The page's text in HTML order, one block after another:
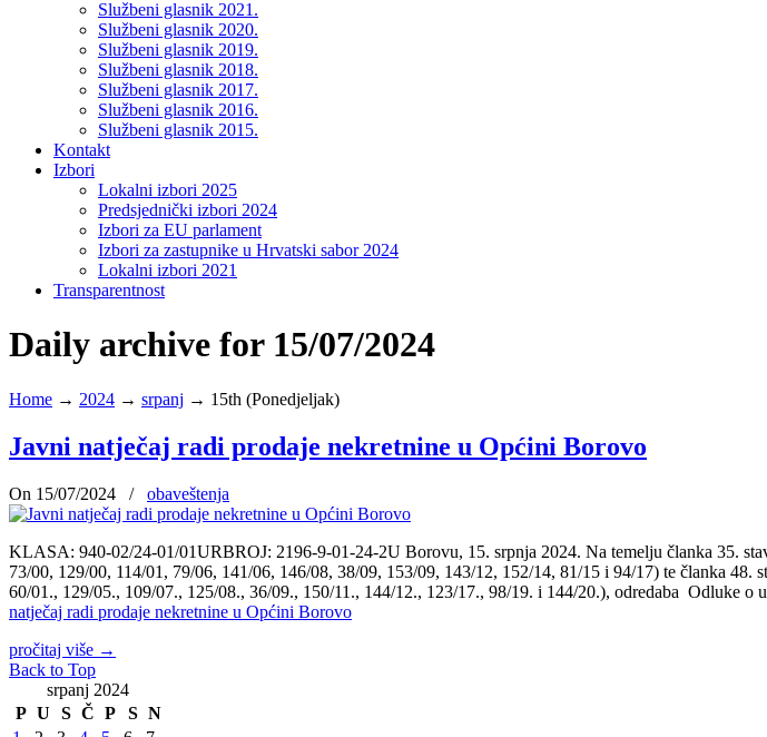
Službeni glasnik 2021.
Službeni glasnik 2020.
Službeni glasnik 2019.
Službeni glasnik 2018.
Službeni glasnik 2017.
Službeni glasnik 2016.
Službeni glasnik 2015.
Kontakt
Izbori
Lokalni izbori 2025
Predsjednički izbori 2024
Izbori za EU parlament
Izbori za zastupnike u Hrvatski sabor 2024
Lokalni izbori 2021
Transparentnost
Daily archive for 15/07/2024
Home → 2024 → srpanj → 15th (Ponedjeljak)
Javni natječaj radi prodaje nekretnine u Općini Borovo
On 15/07/2024 / obaveštenja
KLASA: 940-02/24-01/01URBROJ: 2196-9-01-24-2U Borovu, 15. srpnja 2024. Na temelju članka 35.
73/00, 129/00, 114/01, 79/06, 141/06, 146/08, 38/09, 153/09, 143/12, 152/14, 81/15 i 94/17) te članka
60/01., 129/05., 109/07., 125/08., 36/09., 150/11., 144/12., 123/17., 98/19. i 144/20.), odredaba
natječaj radi prodaje nekretnine u Općini Borovo
pročitaj više →
Back to Top
srpanj 2024
P U S Č P S N